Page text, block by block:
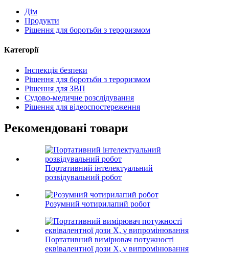
Дім
Продукти
Рішення для боротьби з тероризмом
Категорії
Інспекція безпеки
Рішення для боротьби з тероризмом
Рішення для ЗВП
Судово-медичне розслідування
Рішення для відеоспостереження
Рекомендовані товари
Портативний інтелектуальний
розвідувальний робот
Розумний чотирилапий робот
Портативний вимірювач потужності
еквівалентної дози X, γ випромінювання